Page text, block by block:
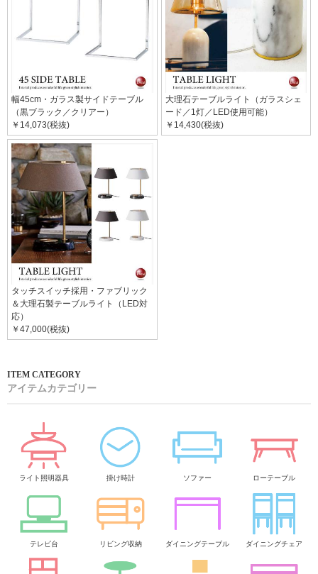
幅45cm・ガラス製サイドテーブル
（黒ブラック／クリアー）
￥14,073(税抜)
大理石テーブルライト（ガラスシェ
ード／1灯／LED使用可能）
￥14,430(税抜)
タッチスイッチ採用・ファブリック
＆大理石製テーブルライト（LED対
応）
￥47,000(税抜)
アイテムカテゴリー
ライト照明器具 掛け時計 ソファー ローテーブル
テレビ台 リビング収納 ダイニングテーブル ダイニングチェア